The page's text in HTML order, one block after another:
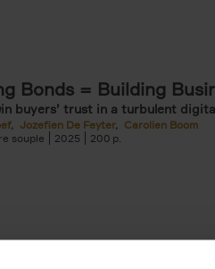
Bonds = Building
buyers’ trust in a turbulent
Jozefien De Feyter
Carolien Boom
souple
2025 200